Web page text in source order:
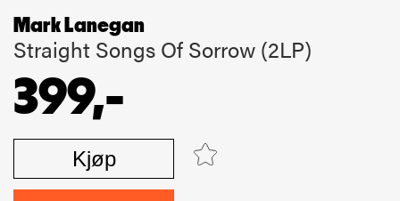
Mark Lanegan
Straight Songs Of Sorrow (2LP)
399,-
Kjøp